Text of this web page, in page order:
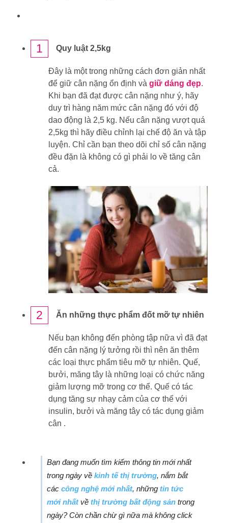
1 Quy luật 2,5kg
Đây là một trong những cách đơn giản nhất
để giữ cân nặng ổn định và giữ dáng đẹp.
Khi bạn đã đạt được cân nặng như ý, hãy
duy trì hàng năm mức cân nặng đó với độ
dao động là 2,5 kg. Nếu cân nặng vượt quá
2,5kg thì hãy điều chỉnh lại chế độ ăn và tập
luyện. Chỉ cần bạn theo dõi chỉ số cân nặng
đều đặn là không có gì phải lo về tăng cân
cả.
2 Ăn những thực phẩm đốt mỡ tự nhiên
Nếu bạn không đến phòng tập nữa vì đã đạt
đến cân nặng lý tưởng rồi thì nên ăn thêm
các loại thực phẩm tiêu mỡ tự nhiên. Quế,
bưởi, măng tây là những loại có chức năng
giảm lượng mỡ trong cơ thể. Quế có tác
dụng tăng sự nhạy cảm của cơ thể với
insulin, bưởi và măng tây có tác dụng giảm
cân .
Bạn đang muốn tìm kiếm thông tin mới nhất
trong ngày về kinh tế thị trường, nắm bắt
các công nghệ mới nhất, những tin tức
mới nhất về thị trường bất động sản trong
ngày? Còn chần chừ gì nữa mà không click